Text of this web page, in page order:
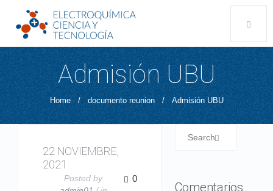
Admisión UBU
Home / documento reunion / Admisión UBU
22 NOVIEMBRE,
2021
Posted by
0
Comentarios